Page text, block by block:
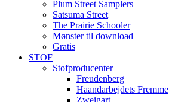
Plum Street Samplers
Satsuma Street
The Prairie Schooler
Mønster til download
Gratis
STOF
Stofproducenter
Freudenberg
Haandarbejdets Fremme